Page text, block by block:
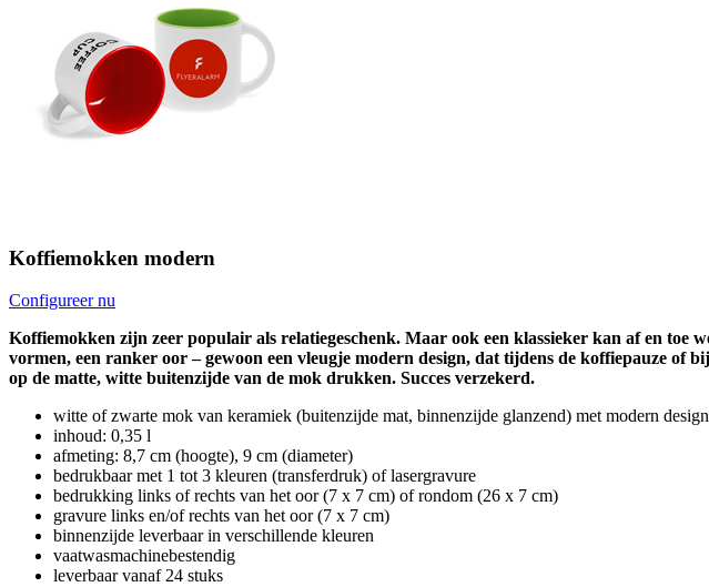
Koffiemokken modern
Configureer nu
Koffiemokken zijn zeer populair als relatiegeschenk. Maar ook een klassieker kan af en
vormen, een ranker oor – gewoon een vleugje modern design, dat tijdens de koffiepauze of
op de matte, witte buitenzijde van de mok drukken. Succes verzekerd.
witte of zwarte mok van keramiek (buitenzijde mat, binnenzijde glanzend) met modern design
inhoud: 0,35 l
afmeting: 8,7 cm (hoogte), 9 cm (diameter)
bedrukbaar met 1 tot 3 kleuren (transferdruk) of lasergravure
bedrukking links of rechts van het oor (7 x 7 cm) of rondom (26 x 7 cm)
gravure links en/of rechts van het oor (7 x 7 cm)
binnenzijde leverbaar in verschillende kleuren
vaatwasmachinebestendig
leverbaar vanaf 24 stuks